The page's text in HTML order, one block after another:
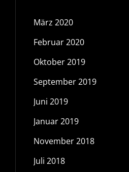
März 2020
Februar 2020
Oktober 2019
September 2019
Juni 2019
Januar 2019
November 2018
Juli 2018